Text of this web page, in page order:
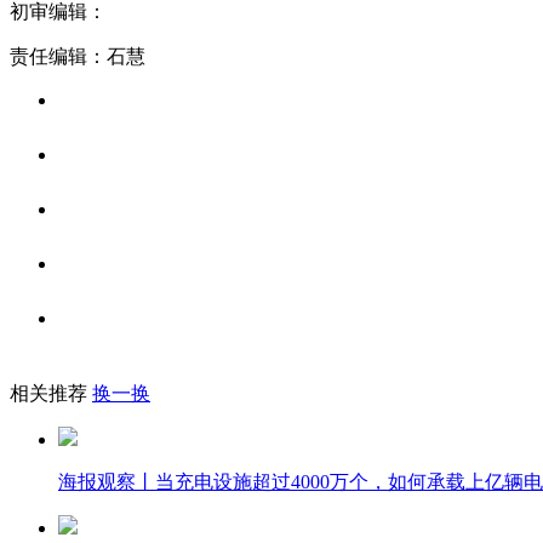
初审编辑：
责任编辑：石慧
相关推荐 换一换
海报观察丨当充电设施超过4000万个，如何承载上亿辆